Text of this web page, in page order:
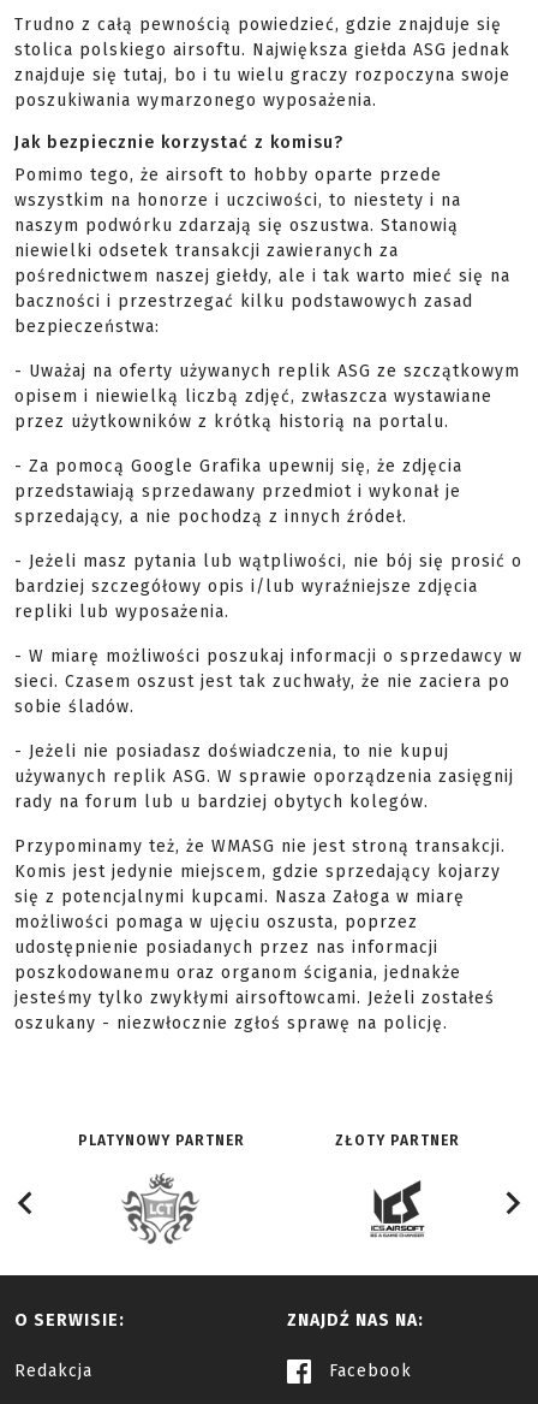
Trudno z całą pewnością powiedzieć, gdzie znajduje się
stolica polskiego airsoftu. Największa giełda ASG jednak
znajduje się tutaj, bo i tu wielu graczy rozpoczyna swoje
poszukiwania wymarzonego wyposażenia.
Jak bezpiecznie korzystać z komisu?
Pomimo tego, że airsoft to hobby oparte przede
wszystkim na honorze i uczciwości, to niestety i na
naszym podwórku zdarzają się oszustwa. Stanowią
niewielki odsetek transakcji zawieranych za
pośrednictwem naszej giełdy, ale i tak warto mieć się na
baczności i przestrzegać kilku podstawowych zasad
bezpieczeństwa:
- Uważaj na oferty używanych replik ASG ze szczątkowym
opisem i niewielką liczbą zdjęć, zwłaszcza wystawiane
przez użytkowników z krótką historią na portalu.
- Za pomocą Google Grafika upewnij się, że zdjęcia
przedstawiają sprzedawany przedmiot i wykonał je
sprzedający, a nie pochodzą z innych źródeł.
- Jeżeli masz pytania lub wątpliwości, nie bój się prosić o
bardziej szczegółowy opis i/lub wyraźniejsze zdjęcia
repliki lub wyposażenia.
- W miarę możliwości poszukaj informacji o sprzedawcy w
sieci. Czasem oszust jest tak zuchwały, że nie zaciera po
sobie śladów.
- Jeżeli nie posiadasz doświadczenia, to nie kupuj
używanych replik ASG. W sprawie oporządzenia zasięgnij
rady na forum lub u bardziej obytych kolegów.
Przypominamy też, że WMASG nie jest stroną transakcji.
Komis jest jedynie miejscem, gdzie sprzedający kojarzy
się z potencjalnymi kupcami. Nasza Załoga w miarę
możliwości pomaga w ujęciu oszusta, poprzez
udostępnienie posiadanych przez nas informacji
poszkodowanemu oraz organom ścigania, jednakże
jesteśmy tylko zwykłymi airsoftowcami. Jeżeli zostałeś
oszukany - niezwłocznie zgłoś sprawę na policję.
PLATYNOWY PARTNER ZŁOTY PARTNER
O SERWISIE:
Redakcja
ZNAJDŹ NAS NA:
Facebook